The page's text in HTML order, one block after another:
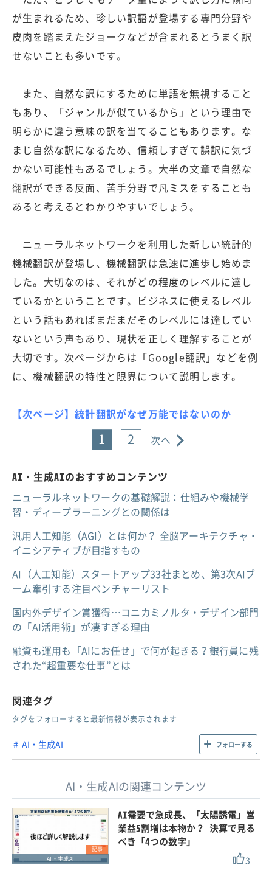
が生まれるため、珍しい訳語が登場する専門分野や
皮肉を踏まえたジョークなどが含まれるとうまく訳
せないことも多いです。
また、自然な訳にするために単語を無視すること
もあり、「ジャンルが似ているから」という理由で
明らかに違う意味の訳を当てることもあります。な
まじ自然な訳になるため、信頼しすぎて誤訳に気づ
かない可能性もあるでしょう。大半の文章で自然な
翻訳ができる反面、苦手分野で凡ミスをすることも
あると考えるとわかりやすいでしょう。
ニューラルネットワークを利用した新しい統計的
機械翻訳が登場し、機械翻訳は急速に進歩し始めま
した。大切なのは、それがどの程度のレベルに達し
ているかということです。ビジネスに使えるレベル
という話もあればまだまだそのレベルには達してい
ないという声もあり、現状を正しく理解することが
大切です。次ページからは「Google翻訳」などを例
に、機械翻訳の特性と限界について説明します。
【次ページ】統計翻訳がなぜ万能ではないのか
1 2 次へ
AI・生成AIのおすすめコンテンツ
ニューラルネットワークの基礎解説：仕組みや機械学
習・ディープラーニングとの関係は
汎用人工知能（AGI）とは何か？ 全脳アーキテクチャ・
イニシアティブが目指すもの
AI（人工知能）スタートアップ33社まとめ、第3次AIブ
ーム牽引する注目ベンチャーリスト
国内外デザイン賞獲得…コニカミノルタ・デザイン部門
の「AI活用術」が凄すぎる理由
融資も運用も「AIにお任せ」で何が起きる？銀行員に残
された“超重要な仕事”とは
関連タグ
タグをフォローすると最新情報が表示されます
AI・生成AI フォローする
AI・生成AIの関連コンテンツ
記事
AI・生成AI
AI需要で急成長、「太陽誘電」営
業益5割増は本物か？ 決算で見る
べき「4つの数字」
3